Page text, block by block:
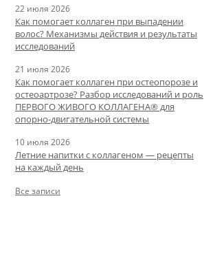
22 июля 2026
Как помогает коллаген при выпадении
волос? Механизмы действия и результаты
исследований
21 июля 2026
Как помогает коллаген при остеопорозе и
остеоартрозе? Разбор исследований и роль
ПЕРВОГО ЖИВОГО КОЛЛАГЕНА® для
опорно-двигательной системы
10 июля 2026
Летние напитки с коллагеном — рецепты
на каждый день
Все записи